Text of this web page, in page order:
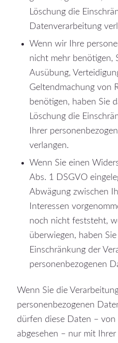
Löschung die
Datenverarbeitung
Wenn wir Ihre
nicht mehr benötigen,
Ausübung,
Geltendmachung von
benötigen, haben Sie
Löschung die
Ihrer
verlangen.
Wenn Sie einen
Abs. 1 DSGVO
Abwägung zwischen
Interessen
noch nicht feststeht,
überwiegen, haben
Einschränkung der
personenbezogenen
Wenn Sie die
personenbezogenen
dürfen diese Daten – von
abgesehen – nur mit